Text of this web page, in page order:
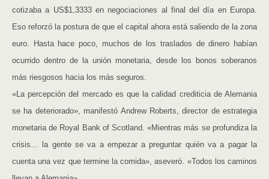
cotizaba a US$1,3333 en negociaciones al final del día en Europa.
Eso reforzó la postura de que el capital ahora está saliendo de la zona
euro. Hasta hace poco, muchos de los traslados de dinero habían
ocurrido dentro de la unión monetaria, desde los bonos soberanos
más riesgosos hacia los más seguros.
«La percepción del mercado es que la calidad crediticia de Alemania
se ha deteriorado», manifestó Andrew Roberts, director de estrategia
monetaria de Royal Bank of Scotland. «Mientras más se profundiza la
crisis… la gente se va a empezar a preguntar quién va a pagar la
cuenta una vez que termine la comida», aseveró. «Todos los caminos